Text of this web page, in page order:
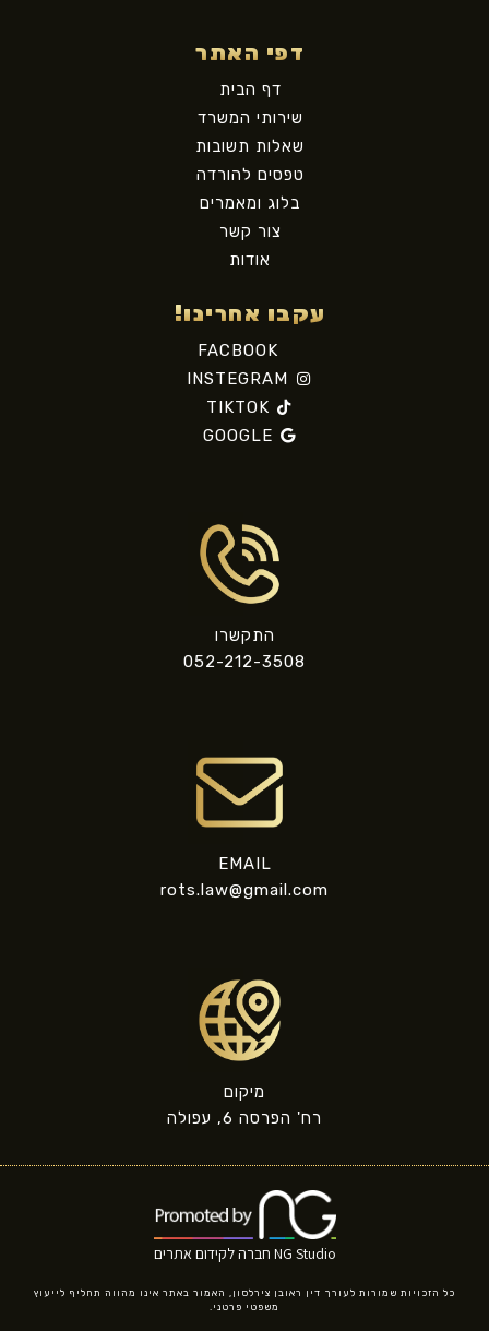
דפי האתר
דף הבית
שירותי המשרד
שאלות תשובות
טפסים להורדה
בלוג ומאמרים
צור קשר
אודות
עקבו אחרינו!
FACBOOK
INSTEGRAM
TIKTOK
GOOGLE
התקשרו
052-212-3508
EMAIL
rots.law@gmail.com
מיקום
רח' הפרסה 6, עפולה
NG Studio חברה לקידום אתרים
כל הזכויות שמורות לעורך דין ראובן צירלסון, האמור באתר אינו מהווה תחליף לייעוץ
משפטי פרטני.